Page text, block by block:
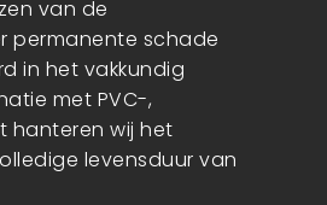
van de
permanente schade
in het vakkundig
met PVC-,
hanteren wij het
levensduur van